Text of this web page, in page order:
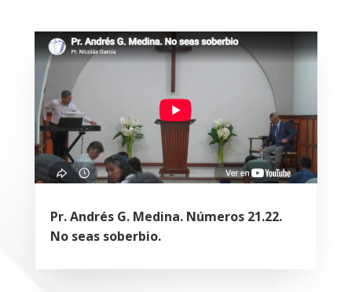
Pr. Andrés G. Medina. Números 21.22.
No seas soberbio.